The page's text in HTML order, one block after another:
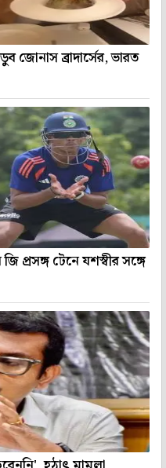
জোনাস ব্রাদার্সের, ভারত
প্রসঙ্গ টেনে যশস্বীর সঙ্গে